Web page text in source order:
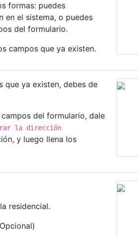
formas: puedes
en el sistema, o puedes
del formulario.
campos que ya existen.
que ya existen, debes de
del formulario, dale
la dirección
y luego llena los
residencial.